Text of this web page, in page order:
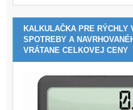
KALKULAČKA PRE RÝCHLY
SPOTREBY A
VRÁTANE CELKOVEJ CENY